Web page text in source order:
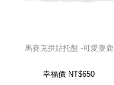
馬賽克拼貼托盤 -可愛麋鹿
幸福價 NT$650